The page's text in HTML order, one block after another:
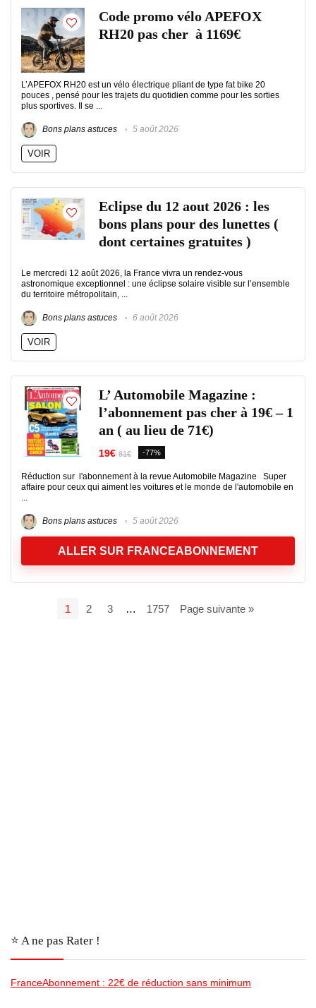
Code promo vélo APEFOX
RH20 pas cher à 1169€
L’APEFOX RH20 est un vélo électrique pliant de type fat bike 20
pouces , pensé pour les trajets du quotidien comme pour les sorties
plus sportives. Il se ...
Bons plans astuces 5 août 2026
VOIR
Eclipse du 12 aout 2026 : les
bons plans pour des lunettes (
dont certaines gratuites )
Le mercredi 12 août 2026, la France vivra un rendez-vous
astronomique exceptionnel : une éclipse solaire visible sur l’ensemble
du territoire métropolitain, ...
Bons plans astuces 6 août 2026
VOIR
L’ Automobile Magazine :
l’abonnement pas cher à 19€ – 1
an ( au lieu de 71€)
19€ 81€ -77%
Réduction sur l'abonnement à la revue Automobile Magazine Super
affaire pour ceux qui aiment les voitures et le monde de l'automobile en
...
Bons plans astuces 5 août 2026
ALLER SUR FRANCEABONNEMENT
1 2 3 … 1757 Page suivante »
⭐️ A ne pas Rater !
FranceAbonnement : 22€ de réduction sans minimum